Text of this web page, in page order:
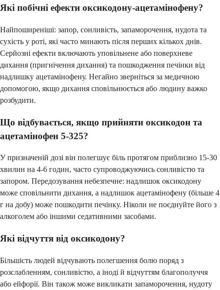
Які побічні ефекти оксикодону-ацетамінофену?
Найпоширеніші: запор, сонливість, запаморочення, нудота та
сухість у роті, які часто минають після перших кількох днів.
Серйозні ефекти включають уповільнене або поверхневе
дихання (пригнічення дихання) та пошкодження печінки від
надлишку ацетамінофену. Негайно зверніться за медичною
допомогою, якщо дихання сповільнюється або людину важко
розбудити.
Що відбувається, якщо прийняти оксикодон та
ацетамінофен 5-325?
У призначеній дозі він полегшує біль протягом приблизно 15-30
хвилин на 4-6 годин, часто супроводжуючись сонливістю та
запором. Передозування небезпечне: надлишок оксикодону
може сповільнити дихання, а надлишок ацетамінофену (більше 4
г на добу) може пошкодити печінку. Ніколи не поєднуйте його з
алкоголем або іншими седативними засобами.
Які відчуття від оксикодону?
Більшість людей відчувають полегшення болю поряд з
розслабленням, сонливістю, а іноді й відчуттям благополуччя
або ейфорії. Він також може викликати запаморочення, нудоту